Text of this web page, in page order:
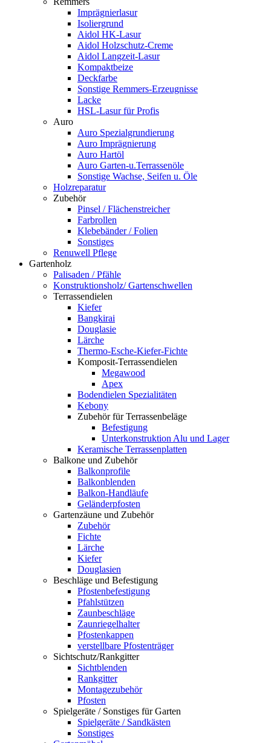
Imprägnierlasur
Isoliergrund
Aidol HK-Lasur
Aidol Holzschutz-Creme
Aidol Langzeit-Lasur
Kompaktbeize
Deckfarbe
Sonstige Remmers-Erzeugnisse
Lacke
HSL-Lasur für Profis
Auro
Auro Spezialgrundierung
Auro Imprägnierung
Auro Hartöl
Auro Garten-u.Terrassenöle
Sonstige Wachse, Seifen u. Öle
Holzreparatur
Zubehör
Pinsel / Flächenstreicher
Farbrollen
Klebebänder / Folien
Sonstiges
Renuwell Pflege
Gartenholz
Palisaden / Pfähle
Konstruktionsholz/ Gartenschwellen
Terrassendielen
Kiefer
Bangkirai
Douglasie
Lärche
Thermo-Esche-Kiefer-Fichte
Komposit-Terrassendielen
Megawood
Apex
Bodendielen Spezialitäten
Kebony
Zubehör für Terrassenbeläge
Befestigung
Unterkonstruktion Alu und Lager
Keramische Terrassenplatten
Balkone und Zubehör
Balkonprofile
Balkonblenden
Balkon-Handläufe
Geländerpfosten
Gartenzäune und Zubehör
Zubehör
Fichte
Lärche
Kiefer
Douglasien
Beschläge und Befestigung
Pfostenbefestigung
Pfahlstützen
Zaunbeschläge
Zaunriegelhalter
Pfostenkappen
verstellbare Pfostenträger
Sichtschutz/Rankgitter
Sichtblenden
Rankgitter
Montagezubehör
Pfosten
Spielgeräte / Sonstiges für Garten
Spielgeräte / Sandkästen
Sonstiges